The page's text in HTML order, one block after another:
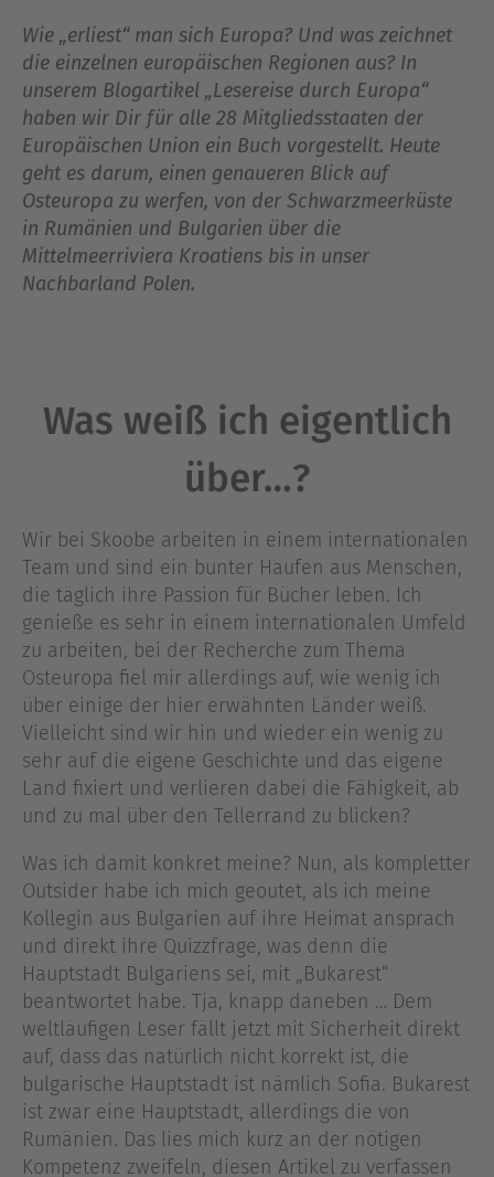
Wie „erliest“ man sich Europa? Und was zeichnet
die einzelnen europäischen Regionen aus? In
unserem Blogartikel „Lesereise durch Europa“
haben wir Dir für alle 28 Mitgliedsstaaten der
Europäischen Union ein Buch vorgestellt. Heute
geht es darum, einen genaueren Blick auf
Osteuropa zu werfen, von der Schwarzmeerküste
in Rumänien und Bulgarien über die
Mittelmeerriviera Kroatiens bis in unser
Nachbarland Polen.
Was weiß ich eigentlich
über…?
Wir bei Skoobe arbeiten in einem internationalen
Team und sind ein bunter Haufen aus Menschen,
die täglich ihre Passion für Bücher leben. Ich
genieße es sehr in einem internationalen Umfeld
zu arbeiten, bei der Recherche zum Thema
Osteuropa fiel mir allerdings auf, wie wenig ich
über einige der hier erwähnten Länder weiß.
Vielleicht sind wir hin und wieder ein wenig zu
sehr auf die eigene Geschichte und das eigene
Land fixiert und verlieren dabei die Fähigkeit, ab
und zu mal über den Tellerrand zu blicken?
Was ich damit konkret meine? Nun, als kompletter
Outsider habe ich mich geoutet, als ich meine
Kollegin aus Bulgarien auf ihre Heimat ansprach
und direkt ihre Quizzfrage, was denn die
Hauptstadt Bulgariens sei, mit „Bukarest“
beantwortet habe. Tja, knapp daneben … Dem
weltläufigen Leser fällt jetzt mit Sicherheit direkt
auf, dass das natürlich nicht korrekt ist, die
bulgarische Hauptstadt ist nämlich Sofia. Bukarest
ist zwar eine Hauptstadt, allerdings die von
Rumänien. Das lies mich kurz an der nötigen
Kompetenz zweifeln, diesen Artikel zu verfassen